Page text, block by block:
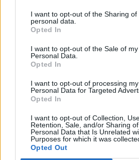
I want to opt-out of the Sharing of
personal data.
Opted In
I want to opt-out of the Sale of my
Personal Data.
Opted In
I want to opt-out of processing my
Personal Data for Targeted
Opted In
I want to opt-out of Collection,
Retention, Sale, and/or Sharing
Personal Data that Is Unrelated
Purposes for which it was
Opted Out
Pedig szóltam… –
nőknek, amikor
A legidegesítőbb
13. rész